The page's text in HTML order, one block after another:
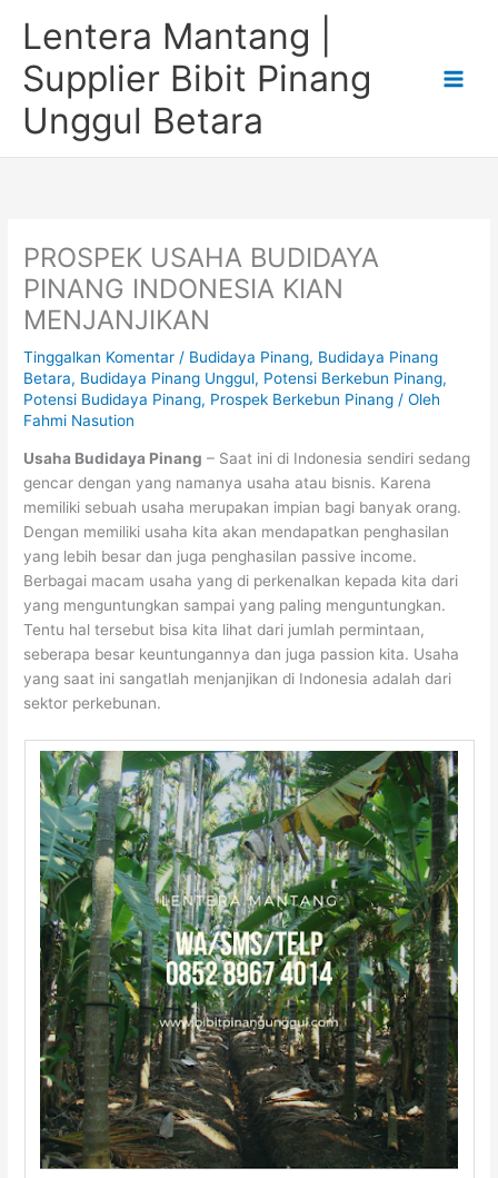
Lentera Mantang |
Supplier Bibit Pinang
Unggul Betara
PROSPEK USAHA BUDIDAYA
PINANG INDONESIA KIAN
MENJANJIKAN
Tinggalkan Komentar / Budidaya Pinang, Budidaya Pinang
Betara, Budidaya Pinang Unggul, Potensi Berkebun Pinang,
Potensi Budidaya Pinang, Prospek Berkebun Pinang / Oleh
Fahmi Nasution
Usaha Budidaya Pinang – Saat ini di Indonesia sendiri sedang
gencar dengan yang namanya usaha atau bisnis. Karena
memiliki sebuah usaha merupakan impian bagi banyak orang.
Dengan memiliki usaha kita akan mendapatkan penghasilan
yang lebih besar dan juga penghasilan passive income.
Berbagai macam usaha yang di perkenalkan kepada kita dari
yang menguntungkan sampai yang paling menguntungkan.
Tentu hal tersebut bisa kita lihat dari jumlah permintaan,
seberapa besar keuntungannya dan juga passion kita. Usaha
yang saat ini sangatlah menjanjikan di Indonesia adalah dari
sektor perkebunan.